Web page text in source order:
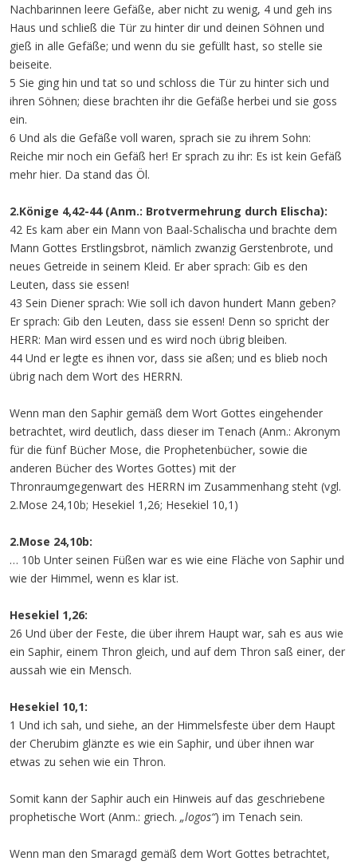
Nachbarinnen leere Gefäße, aber nicht zu wenig, 4 und geh ins
Haus und schließ die Tür zu hinter dir und deinen Söhnen und
gieß in alle Gefäße; und wenn du sie gefüllt hast, so stelle sie
beiseite.
5 Sie ging hin und tat so und schloss die Tür zu hinter sich und
ihren Söhnen; diese brachten ihr die Gefäße herbei und sie goss
ein.
6 Und als die Gefäße voll waren, sprach sie zu ihrem Sohn:
Reiche mir noch ein Gefäß her! Er sprach zu ihr: Es ist kein Gefäß
mehr hier. Da stand das Öl.
2.Könige 4,42-44 (Anm.: Brotvermehrung durch Elischa):
42 Es kam aber ein Mann von Baal-Schalischa und brachte dem
Mann Gottes Erstlingsbrot, nämlich zwanzig Gerstenbrote, und
neues Getreide in seinem Kleid. Er aber sprach: Gib es den
Leuten, dass sie essen!
43 Sein Diener sprach: Wie soll ich davon hundert Mann geben?
Er sprach: Gib den Leuten, dass sie essen! Denn so spricht der
HERR: Man wird essen und es wird noch übrig bleiben.
44 Und er legte es ihnen vor, dass sie aßen; und es blieb noch
übrig nach dem Wort des HERRN.
Wenn man den Saphir gemäß dem Wort Gottes eingehender
betrachtet, wird deutlich, dass dieser im Tenach (Anm.: Akronym
für die fünf Bücher Mose, die Prophetenbücher, sowie die
anderen Bücher des Wortes Gottes) mit der
Thronraumgegenwart des HERRN im Zusammenhang steht (vgl.
2.Mose 24,10b; Hesekiel 1,26; Hesekiel 10,1)
2.Mose 24,10b:
… 10b Unter seinen Füßen war es wie eine Fläche von Saphir und
wie der Himmel, wenn es klar ist.
Hesekiel 1,26:
26 Und über der Feste, die über ihrem Haupt war, sah es aus wie
ein Saphir, einem Thron gleich, und auf dem Thron saß einer, der
aussah wie ein Mensch.
Hesekiel 10,1:
1 Und ich sah, und siehe, an der Himmelsfeste über dem Haupt
der Cherubim glänzte es wie ein Saphir, und über ihnen war
etwas zu sehen wie ein Thron.
Somit kann der Saphir auch ein Hinweis auf das geschriebene
prophetische Wort (Anm.: griech. „logos“) im Tenach sein.
Wenn man den Smaragd gemäß dem Wort Gottes betrachtet,